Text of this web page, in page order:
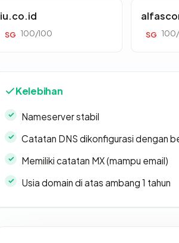
iu.co.id
SG 100/100 SG
Kelebihan
Nameserver stabil
Catatan DNS dikonfigurasi dengan
Memiliki catatan MX (mampu email)
Usia domain di atas ambang 1 tahun